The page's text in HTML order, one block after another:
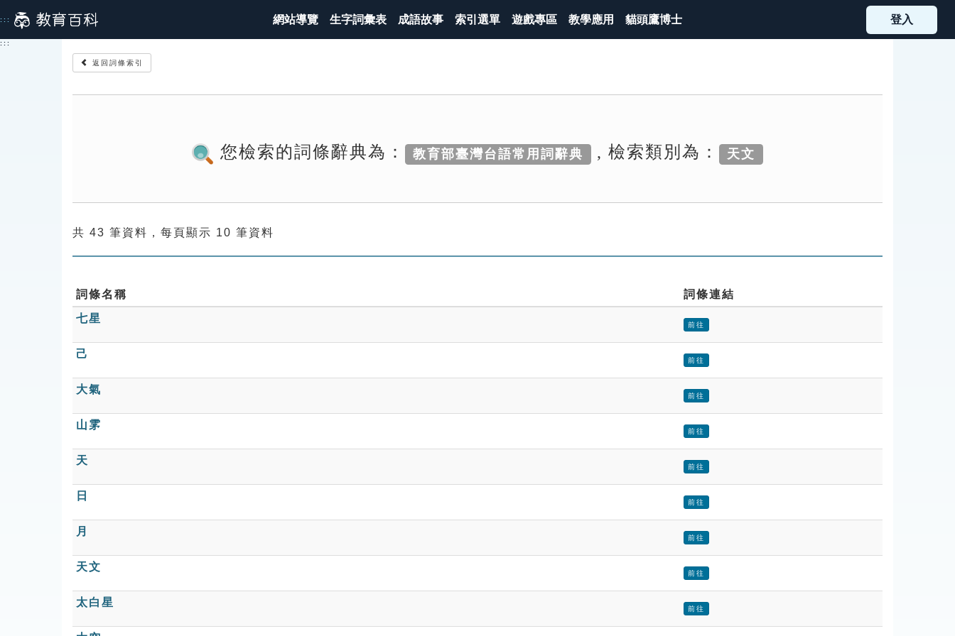
到
主
::: 網站導覽 生字詞彙表 成語故事 索引選單 遊戲專區 教學應用 貓頭鷹博士 登入
:::
返回詞條索引
您檢索的詞條辭典為： 教育部臺灣台語常用詞辭典 , 檢索類別為： 天文
共 43 筆資料，每頁顯示 10 筆資料
詞條名稱
詞條連結
七星
前往
己
前往
大氣
前往
山雺
前往
天
前往
日
前往
月
前往
天文
前往
太白星
前往